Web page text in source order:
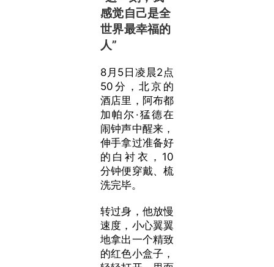
感觉自己是全
世界最幸福的
人”
8月5日凌晨2点
50分，北京的
酒店里，阿布都
加帕尔·猛德在
闹钟声中醒来，
伸手拿过准备好
的白衬衣，10
分钟便穿戴、梳
洗完毕。
转过身，他放慢
速度，小心翼翼
地拿出一个精致
的红色小盒子，